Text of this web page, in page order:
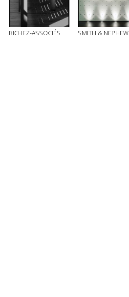
RICHEZ-ASSOCIÉS SMITH & NEPHEW